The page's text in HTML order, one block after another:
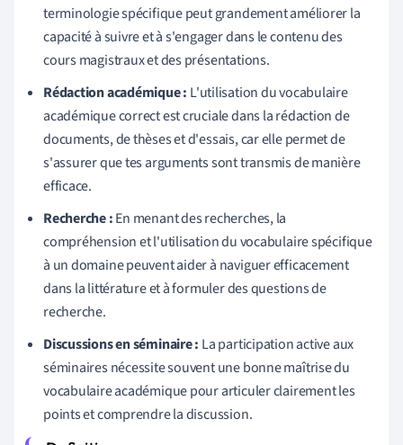
terminologie spécifique peut grandement améliorer la
capacité à suivre et à s'engager dans le contenu des
cours magistraux et des présentations.
Rédaction académique : L'utilisation du vocabulaire
académique correct est cruciale dans la rédaction de
documents, de thèses et d'essais, car elle permet de
s'assurer que tes arguments sont transmis de manière
efficace.
Recherche :En menant des recherches, la
compréhension et l'utilisation du vocabulaire spécifique
à un domaine peuvent aider à naviguer efficacement
dans la littérature et à formuler des questions de
recherche.
Discussions en séminaire : La participation active aux
séminaires nécessite souvent une bonne maîtrise du
vocabulaire académique pour articuler clairement les
points et comprendre la discussion.